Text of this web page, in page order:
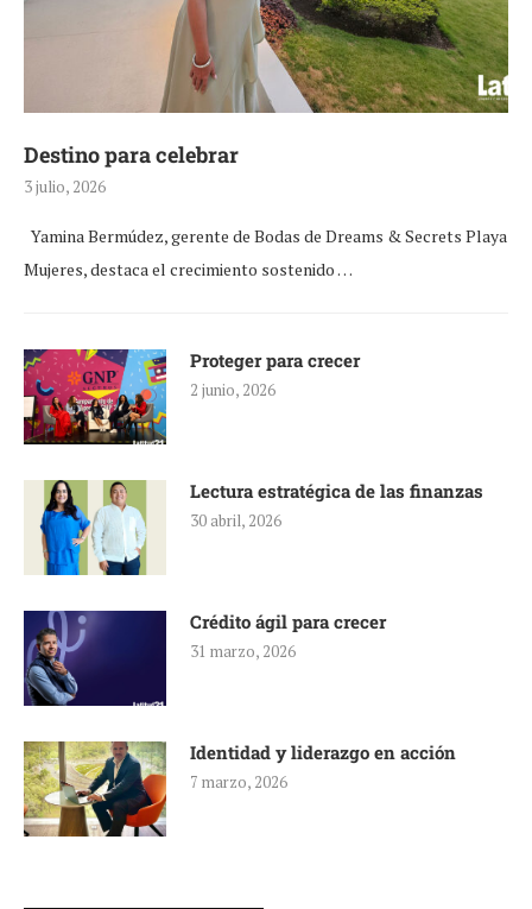
Destino para celebrar
3 julio, 2026
Yamina Bermúdez, gerente de Bodas de Dreams & Secrets Playa
Mujeres, destaca el crecimiento sostenido …
Proteger para crecer
2 junio, 2026
Lectura estratégica de las finanzas
30 abril, 2026
Crédito ágil para crecer
31 marzo, 2026
Identidad y liderazgo en acción
7 marzo, 2026